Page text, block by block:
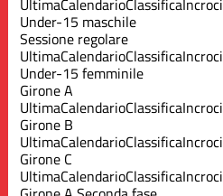
Under-15 maschile
Sessione regolare
UltimaCalendarioClassificaIncroci
Under-15 femminile
Girone A
UltimaCalendarioClassificaIncroci
Girone B
UltimaCalendarioClassificaIncroci
Girone C
UltimaCalendarioClassificaIncroci